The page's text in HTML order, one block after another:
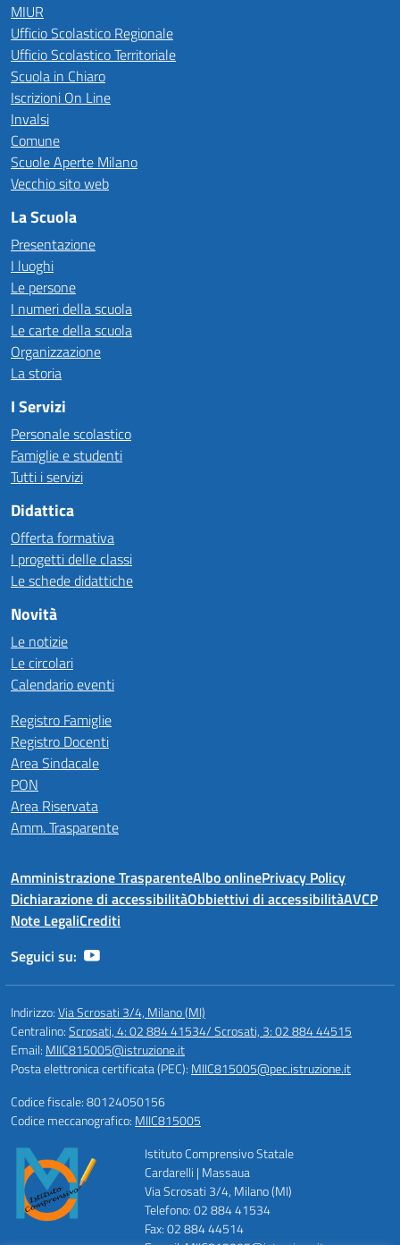
MIUR
Ufficio Scolastico Regionale
Ufficio Scolastico Territoriale
Scuola in Chiaro
Iscrizioni On Line
Invalsi
Comune
Scuole Aperte Milano
Vecchio sito web
La Scuola
Presentazione
I luoghi
Le persone
I numeri della scuola
Le carte della scuola
Organizzazione
La storia
I Servizi
Personale scolastico
Famiglie e studenti
Tutti i servizi
Didattica
Offerta formativa
I progetti delle classi
Le schede didattiche
Novità
Le notizie
Le circolari
Calendario eventi
Registro Famiglie
Registro Docenti
Area Sindacale
PON
Area Riservata
Amm. Trasparente
Amministrazione TrasparenteAlbo onlinePrivacy Policy
Dichiarazione di accessibilitàObbiettivi di accessibilitàAVCP
Note LegaliCrediti
Seguici su:
Indirizzo:Via Scrosati 3/4, Milano (MI)
Centralino:Scrosati, 4: 02 884 41534/ Scrosati, 3: 02 884 44515
Email: MIIC815005@istruzione.it
Posta elettronica certificata (PEC): MIIC815005@pec.istruzione.it
Codice fiscale: 80124050156
Codice meccanografico: MIIC815005
Istituto Comprensivo Statale
Cardarelli | Massaua
Via Scrosati 3/4, Milano (MI)
Telefono: 02 884 41534
Fax: 02 884 44514